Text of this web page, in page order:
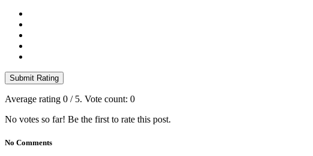
Submit Rating
Average rating 0 / 5. Vote count: 0
No votes so far! Be the first to rate this post.
No Comments